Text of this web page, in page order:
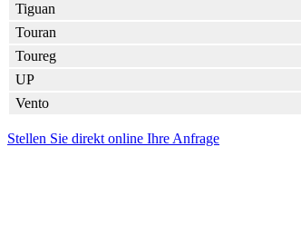
Tiguan
Touran
Toureg
UP
Vento
Stellen Sie direkt online Ihre Anfrage